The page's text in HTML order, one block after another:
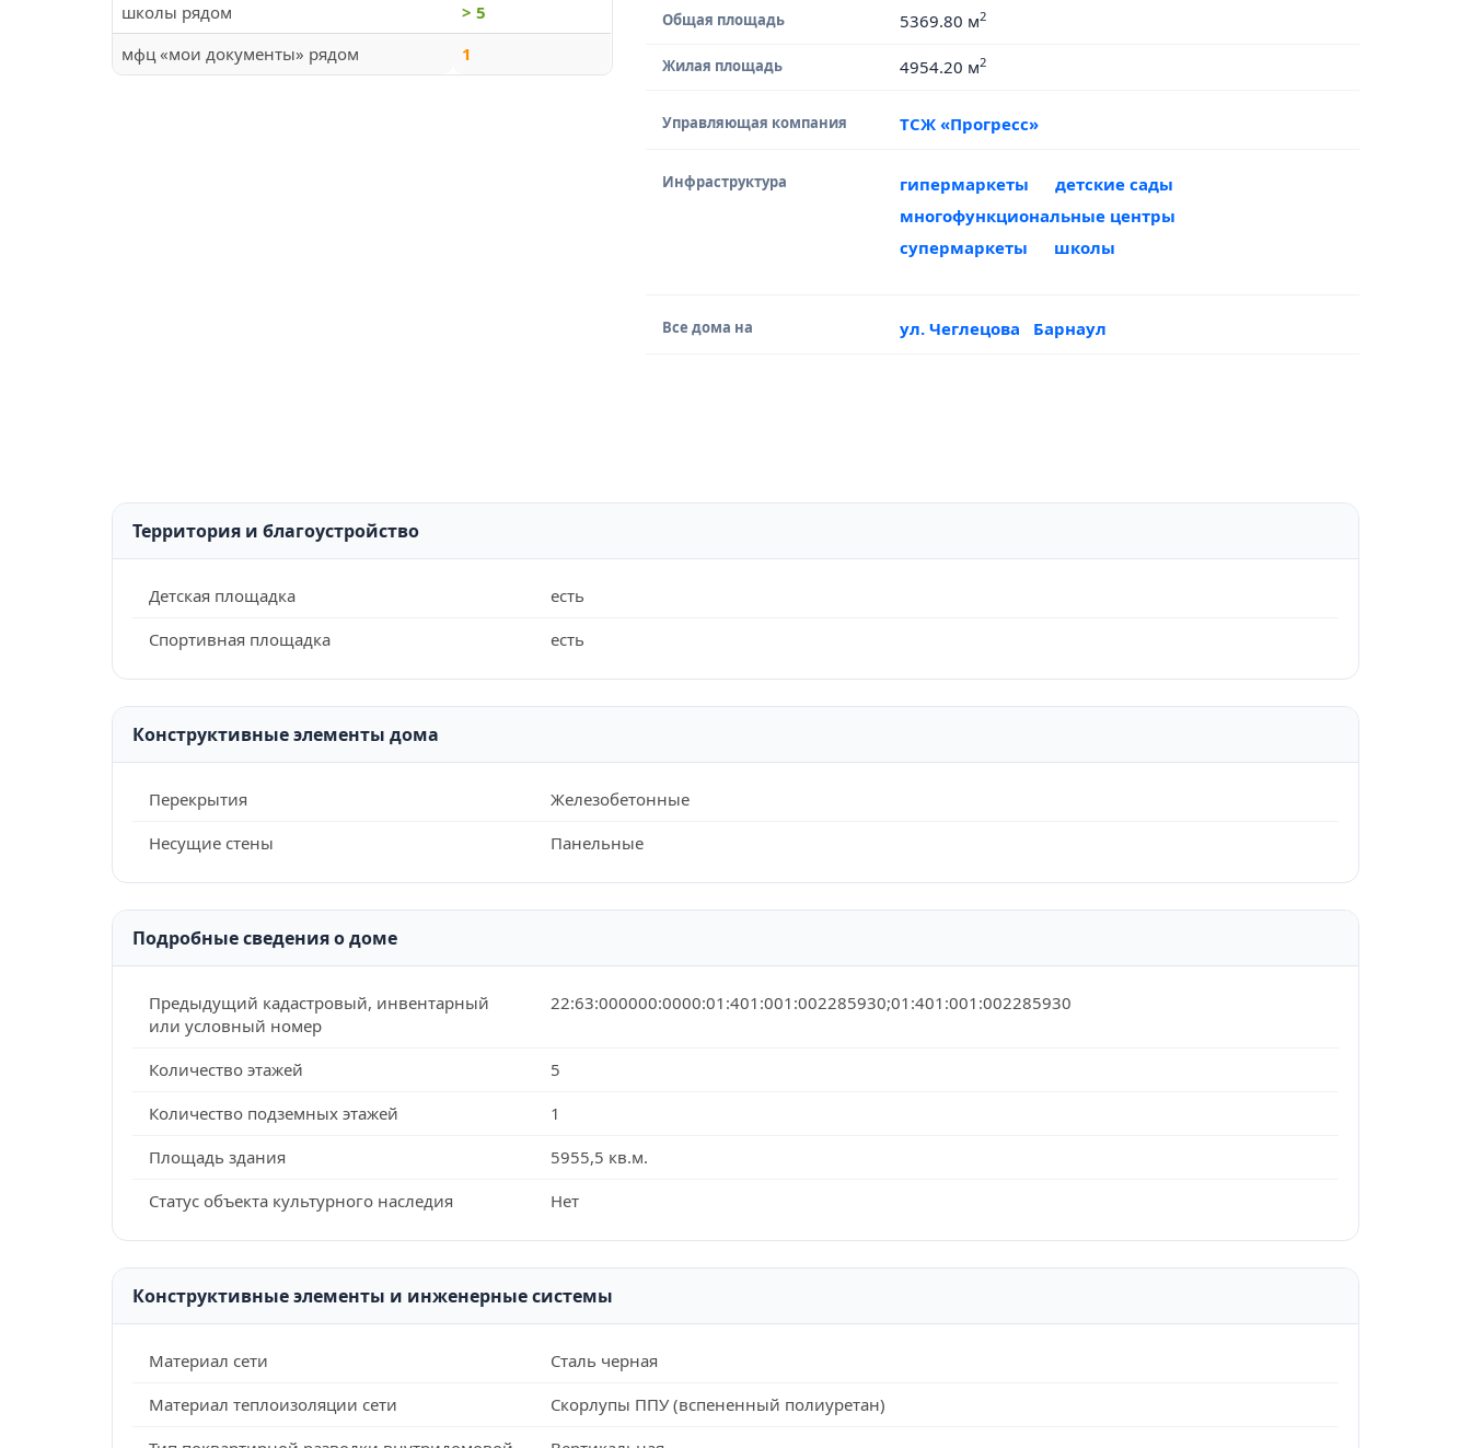
школы рядом
> 5
мфц «мои документы» рядом
1
Общая площадь 5369.80 м2
Жилая площадь 4954.20 м2
Управляющая компания ТСЖ «Прогресс»
Инфраструктура гипермаркеты
детские сады
многофункциональные центры
супермаркеты
школы
Все дома на ул. Чеглецова Барнаул
Территория и благоустройство
Детская площадка
есть
Спортивная площадка
есть
Конструктивные элементы дома
Перекрытия
Железобетонные
Несущие стены
Панельные
Подробные сведения о доме
Предыдущий кадастровый, инвентарный
или условный номер
22:63:000000:0000:01:401:001:002285930;01:401:001:002285930
Количество этажей
5
Количество подземных этажей
1
Площадь здания
5955,5 кв.м.
Статус объекта культурного наследия
Нет
Конструктивные элементы и инженерные системы
Материал сети
Сталь черная
Материал теплоизоляции сети
Скорлупы ППУ (вспененный полиуретан)